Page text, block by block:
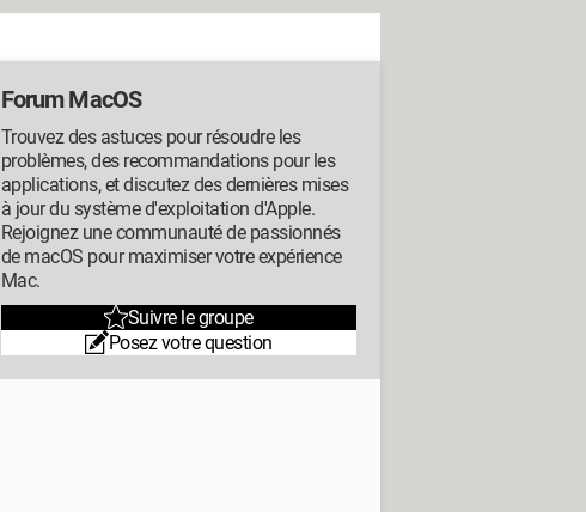
Forum MacOS
Trouvez des astuces pour résoudre les
problèmes, des recommandations pour les
applications, et discutez des dernières mises
à jour du système d'exploitation d'Apple.
Rejoignez une communauté de passionnés
de macOS pour maximiser votre expérience
Mac.
Suivre le groupe
Posez votre question